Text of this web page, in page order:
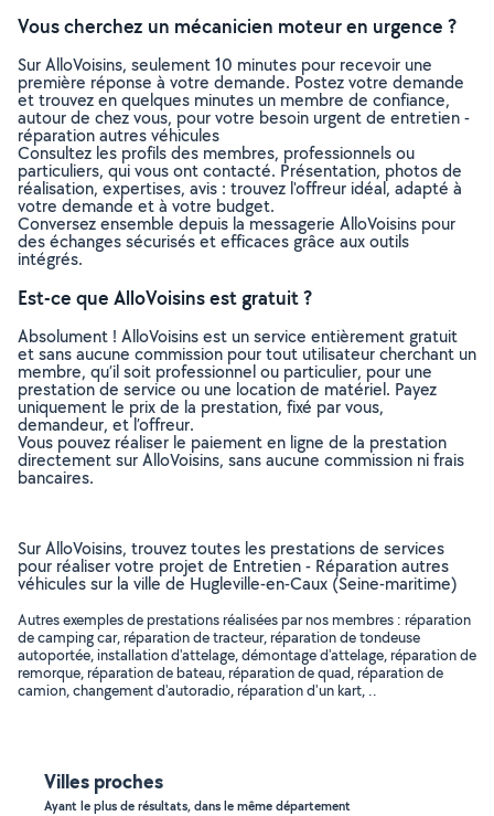
Vous cherchez un mécanicien moteur en urgence ?
Sur AlloVoisins, seulement 10 minutes pour recevoir une
première réponse à votre demande. Postez votre demande
et trouvez en quelques minutes un membre de confiance,
autour de chez vous, pour votre besoin urgent de entretien -
réparation autres véhicules
Consultez les profils des membres, professionnels ou
particuliers, qui vous ont contacté. Présentation, photos de
réalisation, expertises, avis : trouvez l'offreur idéal, adapté à
votre demande et à votre budget.
Conversez ensemble depuis la messagerie AlloVoisins pour
des échanges sécurisés et efficaces grâce aux outils
intégrés.
Est-ce que AlloVoisins est gratuit ?
Absolument ! AlloVoisins est un service entièrement gratuit
et sans aucune commission pour tout utilisateur cherchant un
membre, qu’il soit professionnel ou particulier, pour une
prestation de service ou une location de matériel. Payez
uniquement le prix de la prestation, fixé par vous,
demandeur, et l’offreur.
Vous pouvez réaliser le paiement en ligne de la prestation
directement sur AlloVoisins, sans aucune commission ni frais
bancaires.
Sur AlloVoisins, trouvez toutes les prestations de services
pour réaliser votre projet de Entretien - Réparation autres
véhicules sur la ville de Hugleville-en-Caux (Seine-maritime)
Autres exemples de prestations réalisées par nos membres : réparation
de camping car, réparation de tracteur, réparation de tondeuse
autoportée, installation d'attelage, démontage d'attelage, réparation de
remorque, réparation de bateau, réparation de quad, réparation de
camion, changement d'autoradio, réparation d'un kart, ..
Villes proches
Ayant le plus de résultats, dans le même département